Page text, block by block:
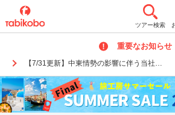
ツアー検索
重要なお知らせ
【7/31更新】中東情勢の影響に伴う当社…